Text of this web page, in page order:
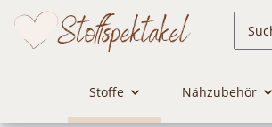
Stoffe Nähzubehör